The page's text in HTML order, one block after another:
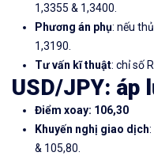
1,3355 & 1,3400.
Phương án phụ: nếu
1,3190.
Tư vấn kĩ thuật: chỉ số
USD/JPY: áp
Điểm xoay: 106,30
Khuyến nghị giao dịch
& 105,80.